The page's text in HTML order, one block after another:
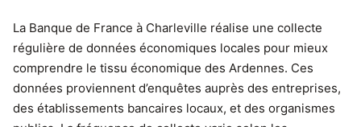
La Banque de France à Charleville réalise une collecte
régulière de données économiques locales pour mieux
comprendre le tissu économique des Ardennes. Ces
données proviennent d’enquêtes auprès des entreprises,
des établissements bancaires locaux, et des organismes